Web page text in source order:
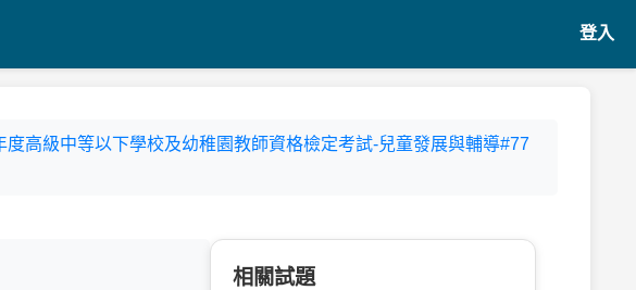
登入
度高級中等以下學校及幼稚園教師資格檢定考試-兒童發展與輔導#77
相關試題